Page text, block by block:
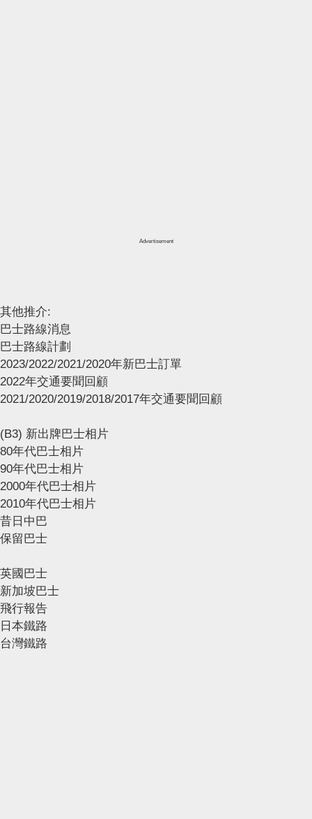
Advertisement
其他推介:
巴士路線消息
巴士路線計劃
2023/2022/2021/2020年新巴士訂單
2022年交通要聞回顧
2021/2020/2019/2018/2017年交通要聞回顧
(B3) 新出牌巴士相片
80年代巴士相片
90年代巴士相片
2000年代巴士相片
2010年代巴士相片
昔日中巴
保留巴士
英國巴士
新加坡巴士
飛行報告
日本鐵路
台灣鐵路